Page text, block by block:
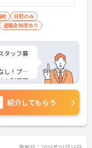
助
日勤のみ
退職金制度あり
タッフ募
し！プラ
！利用可
らに詳
さい。
紹介してもらう